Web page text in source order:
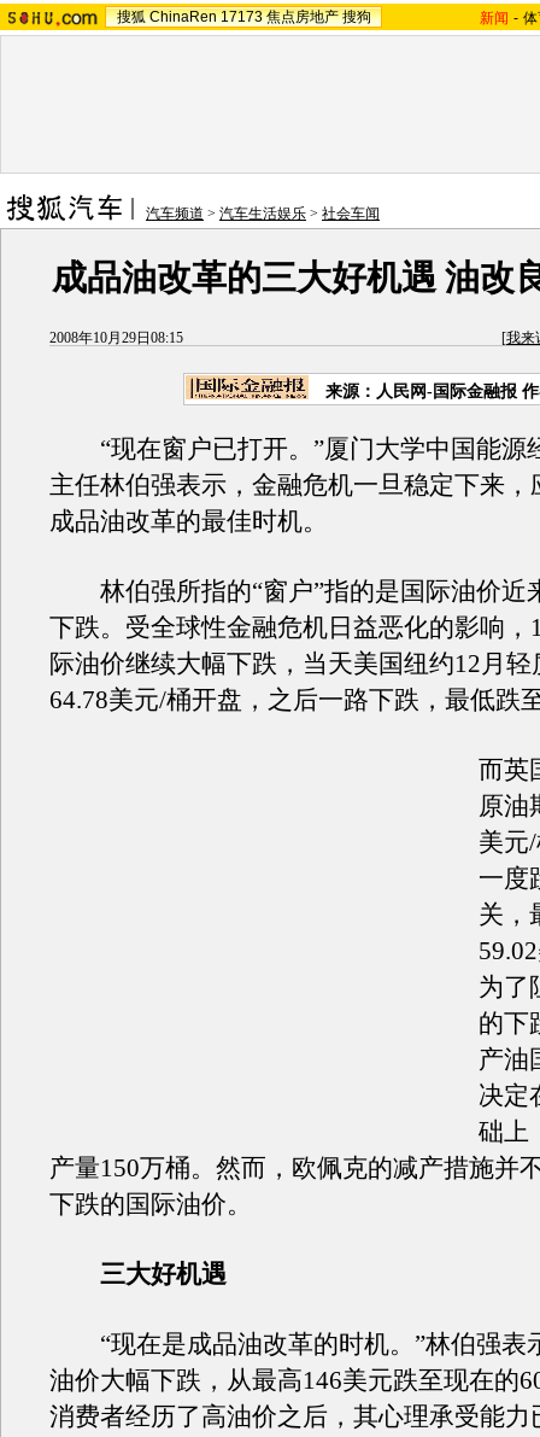
搜狐 ChinaRen 17173 焦点房地产 搜狗 新闻 -
汽车频道 > 汽车生活娱乐 > 社会车闻
成品油改革的三大好机遇 油改
2008年10月29日08:15 [我来
来源：人民网-国际金融报
“现在窗户已打开。”厦门大学中国能源
主任林伯强表示，金融危机一旦稳定下来，
成品油改革的最佳时机。
林伯强所指的“窗户”指的是国际油价近
下跌。受全球性金融危机日益恶化的影响，
际油价继续大幅下跌，当天美国纽约12月
64.78美元/桶开盘，之后一路下跌，最低跌
而英
原油
美元
一度
关，
为了
的下
产油
决定
础上
产量150万桶。然而，欧佩克的减产措施并
下跌的国际油价。
三大好机遇
“现在是成品油改革的时机。”林伯强表
油价大幅下跌，从最高146美元跌至现在的
消费者经历了高油价之后，其心理承受能力